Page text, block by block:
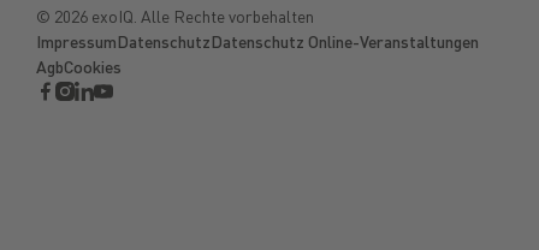
© 2026exoIQ. Alle Rechte vorbehalten
ImpressumDatenschutzDatenschutz Online-Veranstaltungen
AgbCookies